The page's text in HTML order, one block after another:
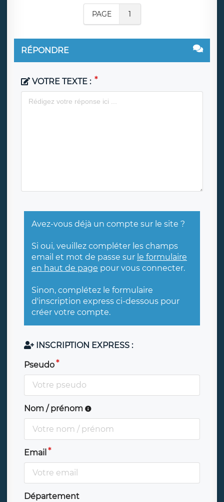
PAGE 1
RÉPONDRE
VOTRE TEXTE :
Avez-vous déjà un compte sur le site ?
Si oui, veuillez compléter les champs
email et mot de passe sur le formulaire
en haut de page pour vous connecter.
Sinon, complétez le formulaire
d'inscription express ci-dessous pour
créer votre compte.
INSCRIPTION EXPRESS :
Pseudo
Nom / prénom
Email
Département